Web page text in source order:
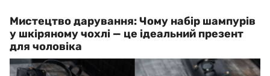
Мистецтво дарування: Чому набір шампурів
у шкіряному чохлі — це ідеальний презент
для чоловіка